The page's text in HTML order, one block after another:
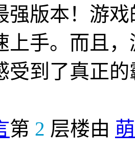
强版本！游
上手。而且
受到了真正
第 2 层楼由